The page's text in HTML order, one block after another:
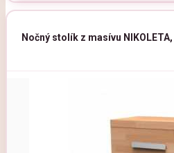
Nočný stolík z masívu